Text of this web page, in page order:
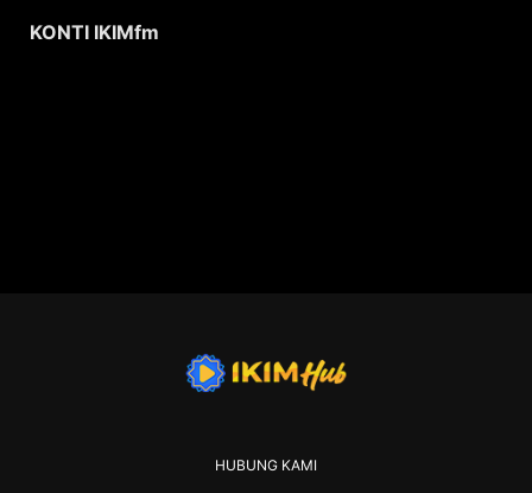
KONTI IKIMfm
HUBUNG KAMI